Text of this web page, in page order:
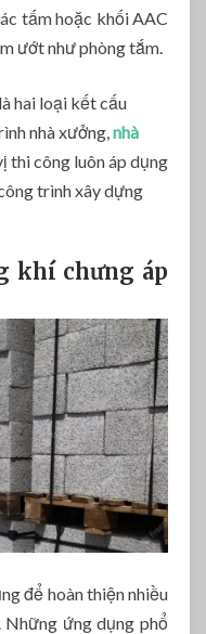
tấm hoặc khối AAC
ướt như phòng tắm.
hai loại kết cấu
nhà xưởng,nhà
thi công luôn áp dụng
trình xây dựng
khí chưng áp
để hoàn thiện nhiều
ứng dụng phổ